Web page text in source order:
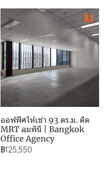
ออฟฟิศให้เช่า 93 ตร.ม. ติด
MRT ลุมพินี | Bangkok
Office Agency
฿125,550